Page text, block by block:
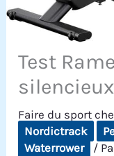
Test
Faire du sport
Nordictrack
Waterrower
/